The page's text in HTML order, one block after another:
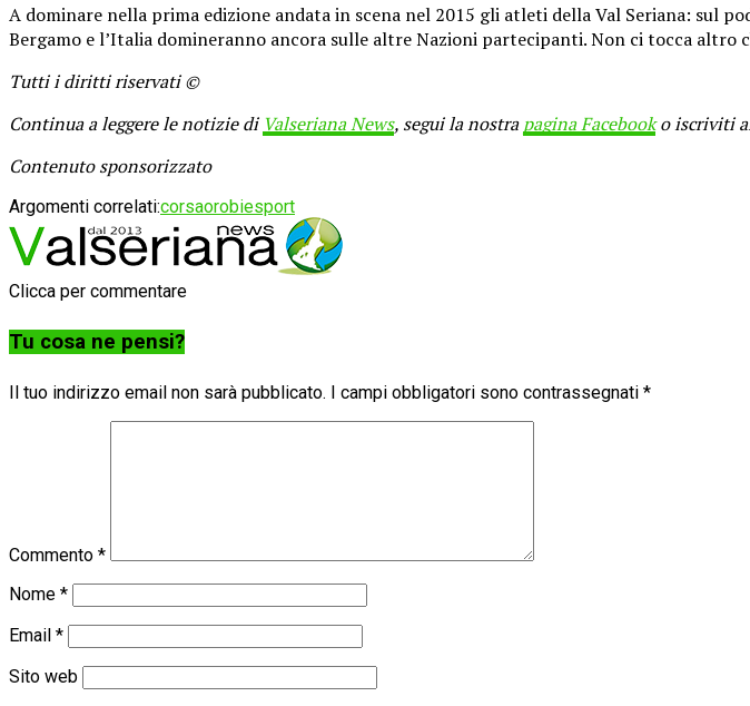
A dominare nella prima edizione andata in scena nel 2015 gli atleti della Val Seriana: sul
Bergamo e l’Italia domineranno ancora sulle altre Nazioni partecipanti. Non ci tocca altro
Tutti i diritti riservati ©
Continua a leggere le notizie di Valseriana News, segui la nostrapagina Facebooko iscriviti
Contenuto sponsorizzato
Argomenti correlati:corsaorobiesport
Clicca per commentare
Tu cosa ne pensi?
Il tuo indirizzo email non sarà pubblicato. I campi obbligatori sono contrassegnati *
Commento *
Nome *
Email *
Sito web